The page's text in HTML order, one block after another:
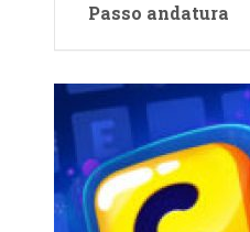
Passo andatura